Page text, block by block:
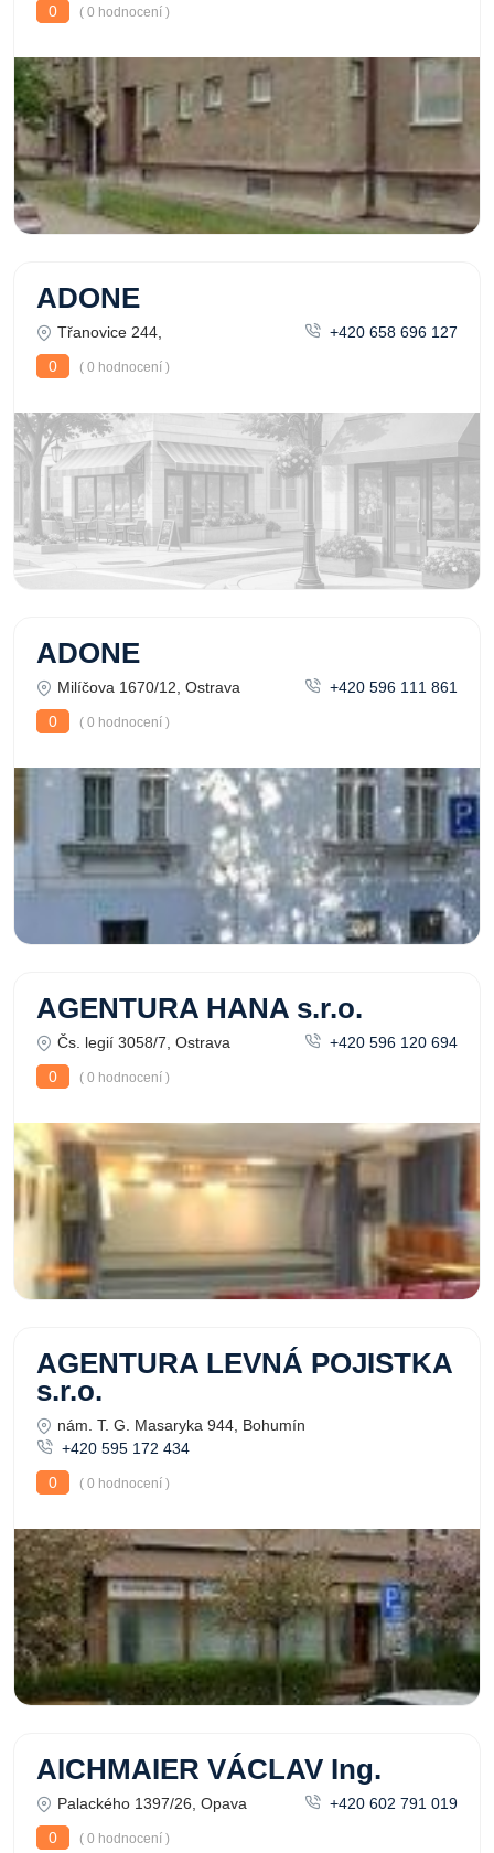
0
( 0 hodnocení )
ADONE
Třanovice 244,
+420 658 696 127
0
( 0 hodnocení )
ADONE
Milíčova 1670/12, Ostrava
+420 596 111 861
0
( 0 hodnocení )
AGENTURA HANA s.r.o.
Čs. legií 3058/7, Ostrava
+420 596 120 694
0
( 0 hodnocení )
AGENTURA LEVNÁ POJISTKA
s.r.o.
nám. T. G. Masaryka 944, Bohumín
+420 595 172 434
0
( 0 hodnocení )
AICHMAIER VÁCLAV Ing.
Palackého 1397/26, Opava
+420 602 791 019
0
( 0 hodnocení )